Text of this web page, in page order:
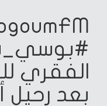
الفقري
بعد رحيل